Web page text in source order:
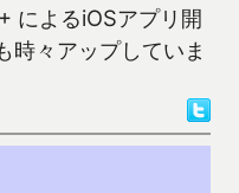
によるiOSアプリ開
時々アップしていま